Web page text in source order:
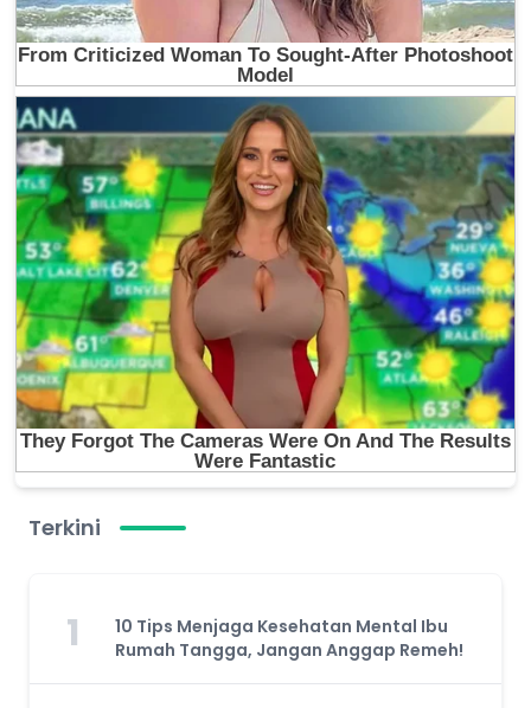
Terkini
1
10 Tips Menjaga Kesehatan Mental Ibu
Rumah Tangga, Jangan Anggap Remeh!